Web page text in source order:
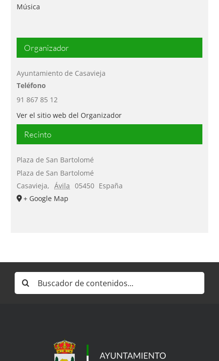
Música
Recinto
Plaza de San Bartolomé
Plaza de San Bartolomé
Casavieja, Ávila 05450 España
+ Google Map
Organizador
Ayuntamiento de Casavieja
Teléfono
91 867 85 12
Ver el sitio web del Organizador
Buscar: